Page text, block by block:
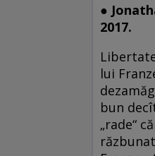
●
2017.
lui
bun
„rade“